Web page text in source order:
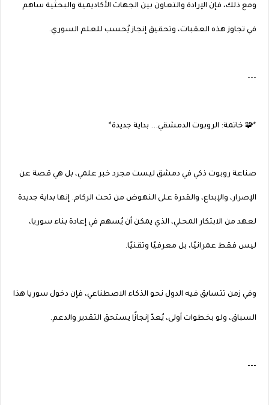
ومع ذلك، فإن الإرادة والتعاون بين الجهات الأكاديمية والبحثية ساهم
في تجاوز هذه العقبات، وتحقيق إنجاز يُحسب للعلم السوري.
---
*🧩 خاتمة: الروبوت الدمشقي... بداية جديدة*
صناعة روبوت ذكي في دمشق ليست مجرد خبر علمي، بل هي قصة عن
الإصرار، والإبداع، والقدرة على النهوض من تحت الركام. إنها بداية جديدة
لعهد من الابتكار المحلي، الذي يمكن أن يُسهم في إعادة بناء سوريا،
ليس فقط عمرانيًا، بل معرفيًا وتقنيًا.
وفي زمن تتسابق فيه الدول نحو الذكاء الاصطناعي، فإن دخول سوريا هذا
السباق، ولو بخطوات أولى، يُعدّ إنجازًا يستحق التقدير والدعم.
---